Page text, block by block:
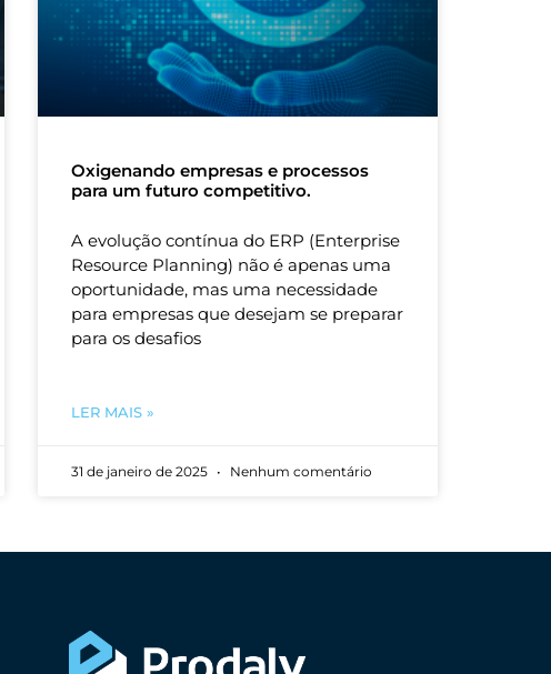
Oxigenando empresas e processos
para um futuro competitivo.
A evolução contínua do ERP (Enterprise
Resource Planning) não é apenas uma
oportunidade, mas uma necessidade
para empresas que desejam se preparar
para os desafios
LER MAIS »
31 de janeiro de 2025 Nenhum comentário